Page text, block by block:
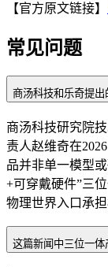
【官方原文链接】
常见问题
商汤科技和乐奇提出
商汤科技研究院
责人赵维奇在
品并非单一模型
+可穿戴硬件”三
物理世界入口承担
这篇新闻中三位一体